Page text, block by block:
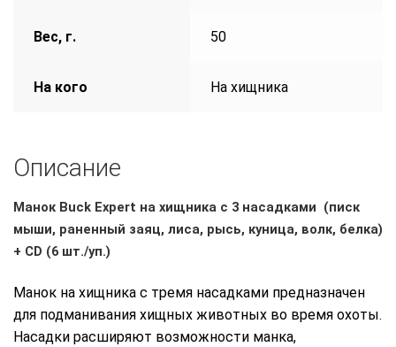
Вес, г. 50
На кого На хищника
Описание
Манок Buck Expert на хищника с 3 насадками (писк
мыши, раненный заяц, лиса, рысь, куница, волк, белка)
+ CD (6 шт./уп.)
Манок на хищника с тремя насадками предназначен
для подманивания хищных животных во время охоты.
Насадки расширяют возможности манка,